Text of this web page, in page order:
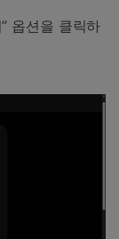
옵션을 클릭하